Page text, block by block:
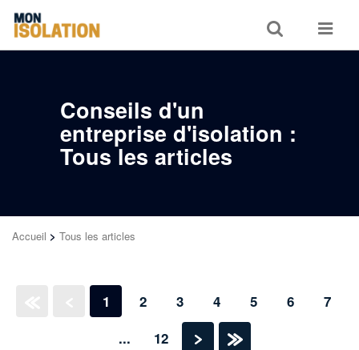
Toggle
search
Toggle
Conseils d'un
entreprise d'isolation :
Tous les articles
Accueil > Tous les articles
1 2 3 4 5 6
7
...
12 › »